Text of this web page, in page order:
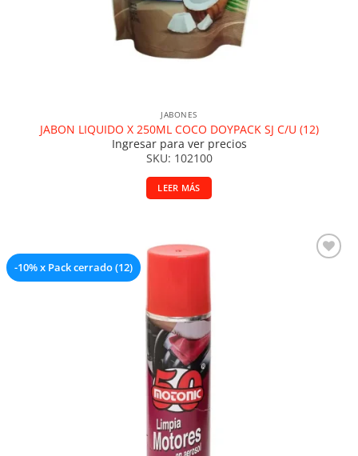
JABONES
JABON LIQUIDO X 250ML COCO DOYPACK SJ C/U (12)
Ingresar para ver precios
SKU: 102100
LEER MÁS
-10% x Pack cerrado (12)